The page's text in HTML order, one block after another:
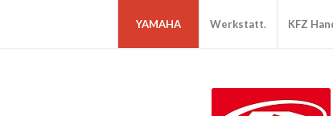
YAMAHA Werkstatt. KFZ